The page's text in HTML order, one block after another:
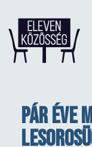
PÁR ÉVE